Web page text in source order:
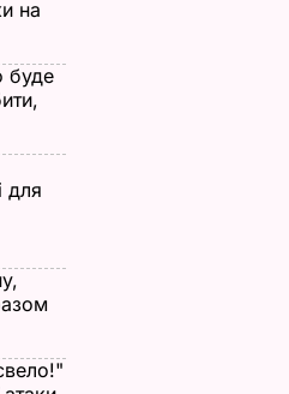
на
буде
для